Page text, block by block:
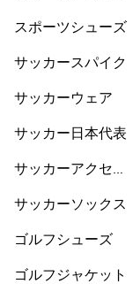
スポーツシューズ
サッカースパイク
サッカーウェア
サッカー日本代表
サッカーアクセサ
サッカーソックス
ゴルフシューズ
ゴルフジャケット